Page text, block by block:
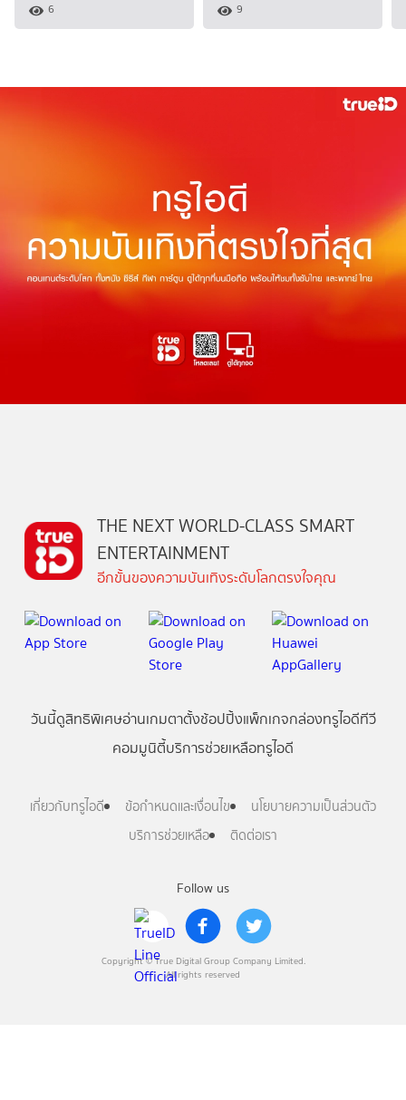
6 9
Follow us
Copyright © True Digital Group Company Limited.
All rights reserved
THE NEXT WORLD-CLASS SMART
ENTERTAINMENT
อีกขั้นของความบันเทิงระดับโลกตรงใจคุณ
วันนี้ดูสิทธิพิเศษอ่านเกมตาตั้งช้อปปิ้งแพ็กเกจกล่องทรูไอดีทีวี
คอมมูนิตี้บริการช่วยเหลือทรูไอดี
เกี่ยวกับทรูไอดี ข้อกำหนดและเงื่อนไข
นโยบายความเป็นส่วนตัว
บริการช่วยเหลือ
ติดต่อเรา